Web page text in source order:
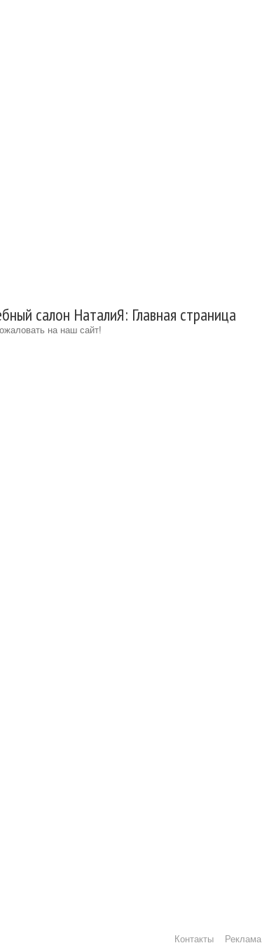
салон НаталиЯ: Главная страница
на наш сайт!
Контакты Реклама